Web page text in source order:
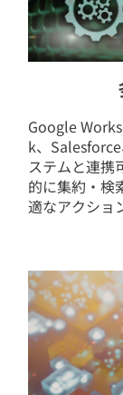
Google
k、
ステムと連携
的に集約・検
適なアクショ